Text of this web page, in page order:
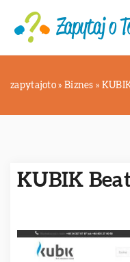
zapytajoto » Biznes »
KUBIK